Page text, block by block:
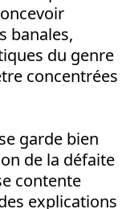
banales,
du genre
concentrées
garde bien
de la défaite
contente
explications